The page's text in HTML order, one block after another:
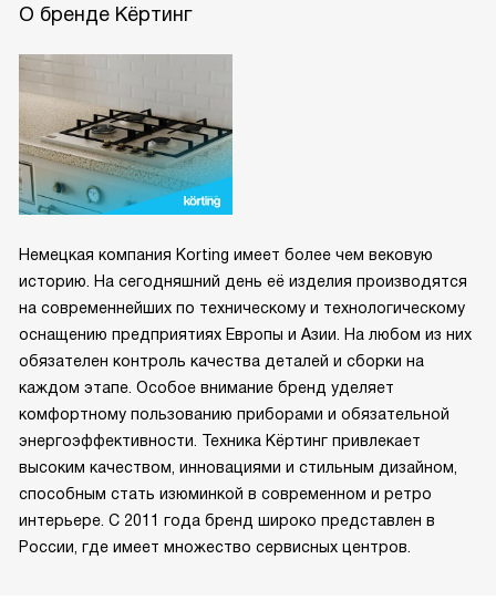
О бренде Кёртинг
Немецкая компания Korting имеет более чем вековую
историю. На сегодняшний день её изделия производятся
на современнейших по техническому и технологическому
оснащению предприятиях Европы и Азии. На любом из них
обязателен контроль качества деталей и сборки на
каждом этапе. Особое внимание бренд уделяет
комфортному пользованию приборами и обязательной
энергоэффективности. Техника Кёртинг привлекает
высоким качеством, инновациями и стильным дизайном,
способным стать изюминкой в современном и ретро
интерьере. С 2011 года бренд широко представлен в
России, где имеет множество сервисных центров.